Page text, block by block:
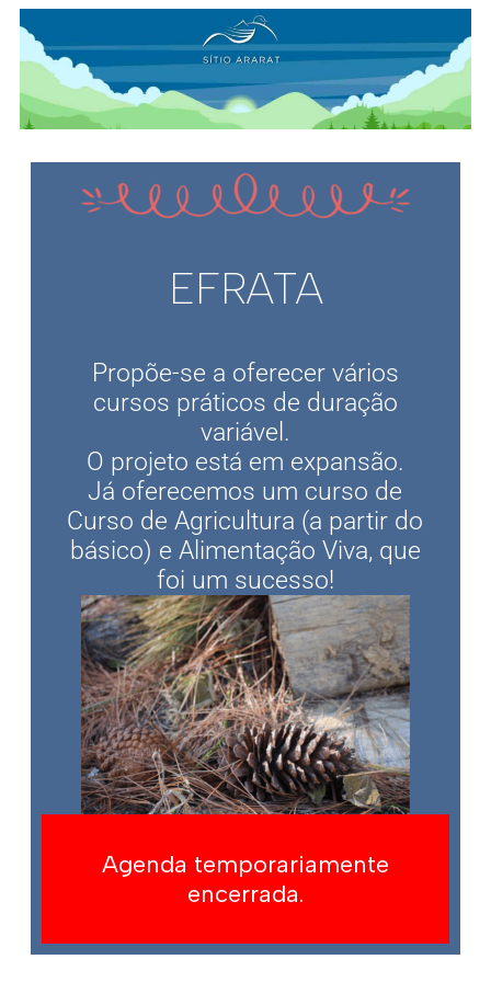
EFRATA
Propõe-se a oferecer vários
cursos práticos de duração
variável.
O projeto está em expansão.
Já oferecemos um curso de
Curso de Agricultura (a partir do
básico) e Alimentação Viva, que
foi um sucesso!
Agenda temporariamente
encerrada.